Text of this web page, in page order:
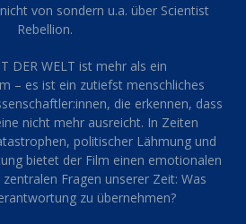
von sondern u.a. über Scientist
Rebellion.
DER WELT ist mehr als ein
– es ist ein zutiefst menschliches
die erkennen, dass
nicht mehr ausreicht. In Zeiten
politischer Lähmung und
bietet der Film einen emotionalen
Fragen unserer Zeit: Was
zu übernehmen?